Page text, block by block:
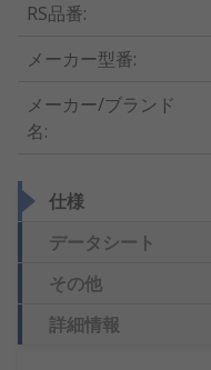
RS品番:
メーカー型番:
メーカー/ブランド
名:
仕様
データシート
その他
詳細情報